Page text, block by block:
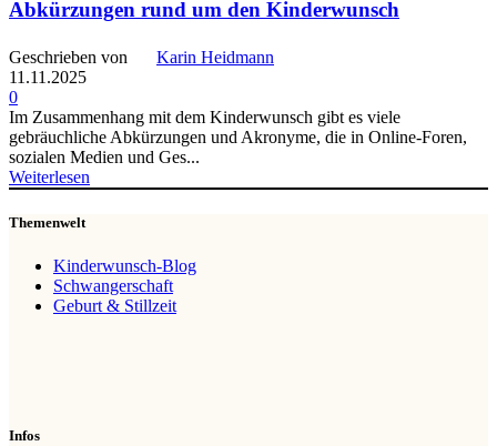
Abkürzungen rund um den Kinderwunsch
Geschrieben von
Karin Heidmann
11.11.2025
0
Im Zusammenhang mit dem Kinderwunsch gibt es viele
gebräuchliche Abkürzungen und Akronyme, die in Online-Foren,
sozialen Medien und Ges...
Weiterlesen
Themenwelt
Kinderwunsch-Blog
Schwangerschaft
Geburt & Stillzeit
Infos